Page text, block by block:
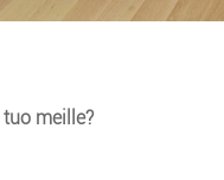
meille?